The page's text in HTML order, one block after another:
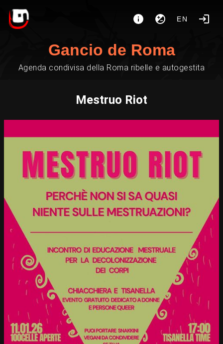
EN
Gancio de Roma
Agenda condivisa della Roma ribelle e autogestita
Mestruo Riot